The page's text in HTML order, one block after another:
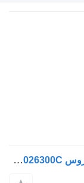
جهاز التدفئة مرسيدس بنز، ديزل، ويباستو أكتروس mp4 (01.12-) 9026300C لـ السيارات القاطرة Mercedes-Benz Actros MP4 Antos Arocs (2012-)